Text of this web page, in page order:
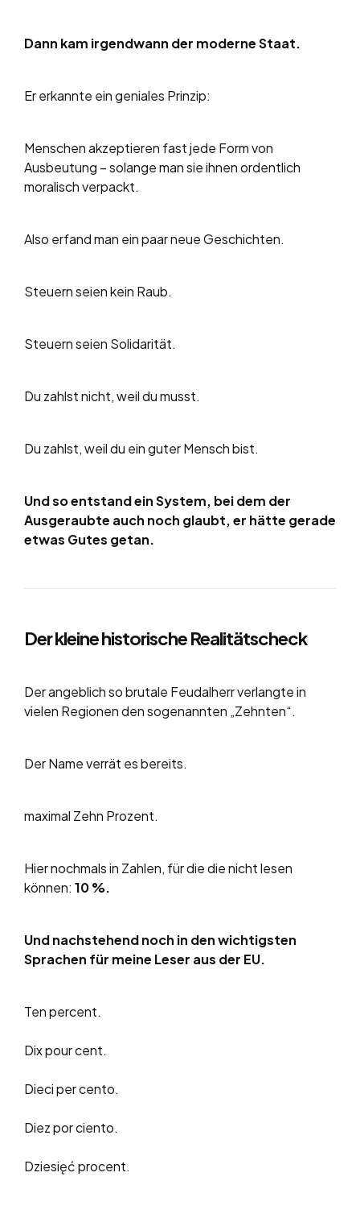
Dann kam irgendwann der moderne Staat.
Er erkannte ein geniales Prinzip:
Menschen akzeptieren fast jede Form von
Ausbeutung – solange man sie ihnen ordentlich
moralisch verpackt.
Also erfand man ein paar neue Geschichten.
Steuern seien kein Raub.
Steuern seien Solidarität.
Du zahlst nicht, weil du musst.
Du zahlst, weil du ein guter Mensch bist.
Und so entstand ein System, bei dem der
Ausgeraubte auch noch glaubt, er hätte gerade
etwas Gutes getan.
Der kleine historische Realitätscheck
Der angeblich so brutale Feudalherr verlangte in
vielen Regionen den sogenannten „Zehnten“.
Der Name verrät es bereits.
maximal Zehn Prozent.
Hier nochmals in Zahlen, für die die nicht lesen
können: 10 %.
Und nachstehend noch in den wichtigsten
Sprachen für meine Leser aus der EU.
Ten percent.
Dix pour cent.
Dieci per cento.
Diez por ciento.
Dziesięć procent.